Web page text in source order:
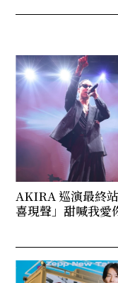
AKIRA 巡演最終
喜現聲」甜喊我愛